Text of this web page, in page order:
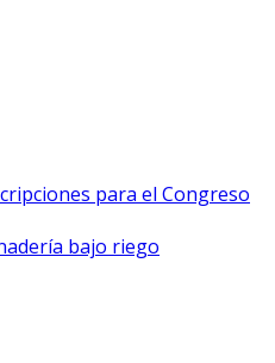
para el Congreso
bajo riego